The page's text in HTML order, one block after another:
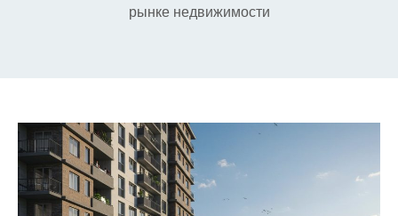
рынке недвижимости